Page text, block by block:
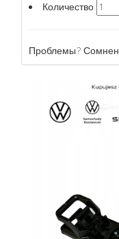
Количество
Проблемы?